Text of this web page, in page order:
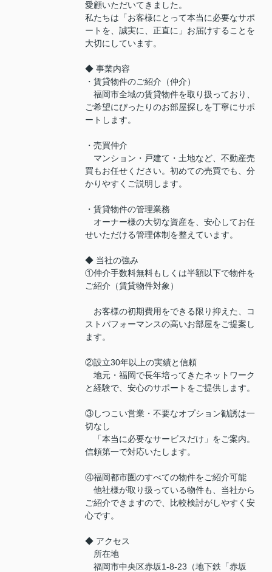
愛顧いただいてきました。
私たちは「お客様にとって本当に必要なサポ
ートを、誠実に、正直に」お届けすることを
大切にしています。
◆ 事業内容
・賃貸物件のご紹介（仲介）
福岡市全域の賃貸物件を取り扱っており、
ご希望にぴったりのお部屋探しを丁寧にサポ
ートします。
・売買仲介
マンション・戸建て・土地など、不動産売
買もお任せください。初めての売買でも、分
かりやすくご説明します。
・賃貸物件の管理業務
オーナー様の大切な資産を、安心してお任
せいただける管理体制を整えています。
◆ 当社の強み
①仲介手数料無料もしくは半額以下で物件を
ご紹介（賃貸物件対象）
お客様の初期費用をできる限り抑えた、コ
ストパフォーマンスの高いお部屋をご提案し
ます。
②設立30年以上の実績と信頼
地元・福岡で長年培ってきたネットワーク
と経験で、安心のサポートをご提供します。
③しつこい営業・不要なオプション勧誘は一
切なし
「本当に必要なサービスだけ」をご案内。
信頼第一で対応いたします。
④福岡都市圏のすべての物件をご紹介可能
他社様が取り扱っている物件も、当社から
ご紹介できますので、比較検討がしやすく安
心です。
◆ アクセス
所在地
福岡市中央区赤坂1-8-23（地下鉄「赤坂